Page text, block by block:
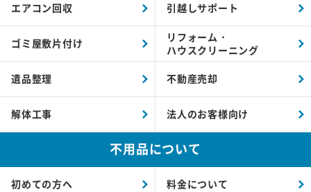
エアコン回収 引越しサポート
ゴミ屋敷片付け
リフォーム・
ハウスクリーニング
遺品整理 不動産売却
解体工事 法人のお客様向け
不用品について
初めての方へ 料金について